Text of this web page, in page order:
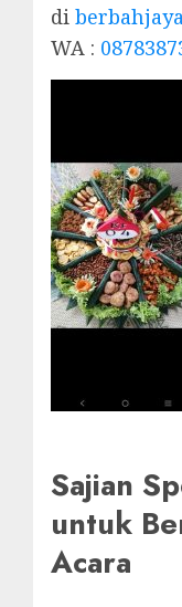
di
WA :
Sajian
untuk
Acara